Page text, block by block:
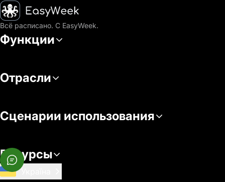
Главная
Всё расписано. С EasyWeek.
Функции
Отрасли
Сценарии использования
Ресурсы
Україна